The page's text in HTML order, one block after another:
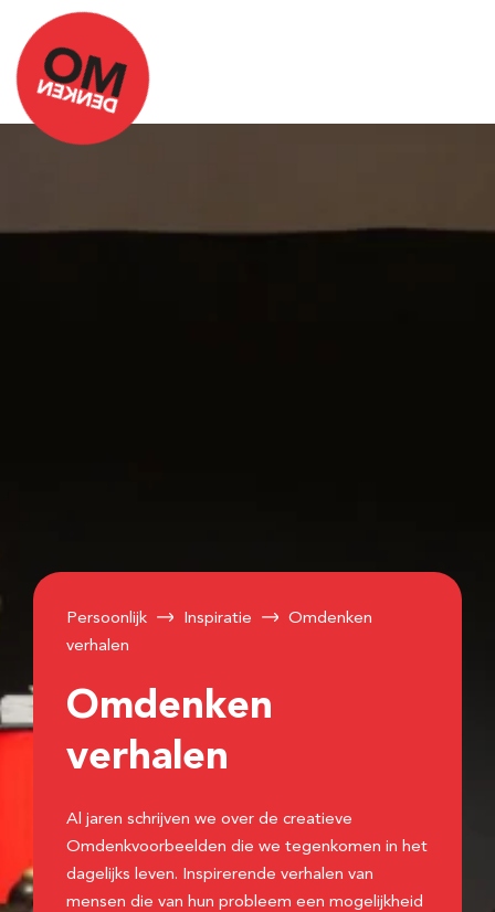
Persoonlijk Inspiratie
Omdenken
verhalen
Omdenken
verhalen
Al jaren schrijven we over de creatieve
Omdenkvoorbeelden die we tegenkomen in het
dagelijks leven. Inspirerende verhalen van
mensen die van hun probleem een mogelijkheid